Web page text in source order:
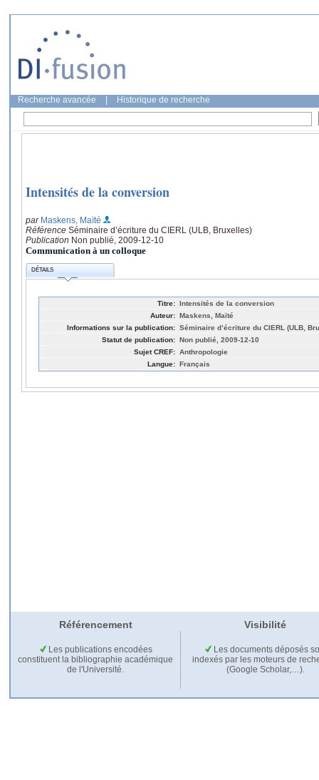
Recherche avancée Historique de recherche
Intensités de la conversion
par Maskens, Maïté
Référence Séminaire d’écriture du CIERL (ULB, Bruxelles)
Publication Non publié, 2009-12-10
Communication à un colloque
DÉTAILS
Titre: Intensités de la conversion
Auteur: Maskens, Maïté
Informations sur la publication: Séminaire d’écriture du CIERL (ULB,
Statut de publication: Non publié, 2009-12-10
Sujet CREF: Anthropologie
Langue: Français
Référencement Visibilité
Les publications encodées
constituent la bibliographie académique
de l'Université.
Les documents déposés
indexés par les moteurs de
(Google Scholar,…).